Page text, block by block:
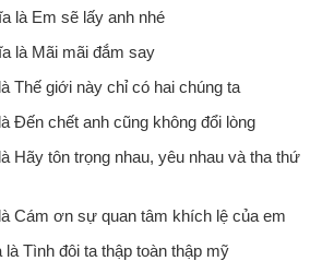
là Em sẽ lấy anh nhé
là Mãi mãi đắm say
Thế giới này chỉ có hai chúng ta
Đến chết anh cũng không đổi lòng
Hãy tôn trọng nhau, yêu nhau và tha thứ
Cám ơn sự quan tâm khích lệ của em
là Tình đôi ta thập toàn thập mỹ